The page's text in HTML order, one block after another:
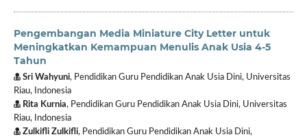
Pengembangan Media Miniature City Letter untuk
Meningkatkan Kemampuan Menulis Anak Usia 4-5
Tahun
Sri Wahyuni, Pendidikan Guru Pendidikan Anak Usia Dini, Universitas
Riau, Indonesia
Rita Kurnia, Pendidikan Guru Pendidikan Anak Usia Dini, Universitas
Riau, Indonesia
Zulkifli Zulkifli, Pendidikan Guru Pendidikan Anak Usia Dini,